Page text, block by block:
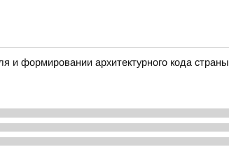
формировании архитектурного кода страны